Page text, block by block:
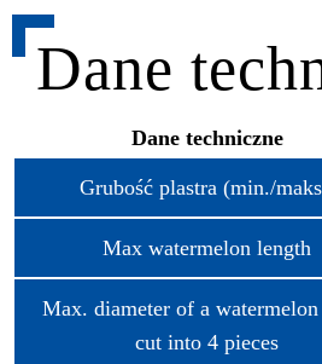
Dane
Dane techniczne
Grubość plastra (min./
Max watermelon length
Max. diameter of a
cut into 4 pieces